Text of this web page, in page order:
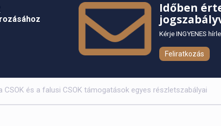
Időben
Kérje INGYENES
Feliratkozás
CSOK és a falusi CSOK támogatások egyes részletszabályai